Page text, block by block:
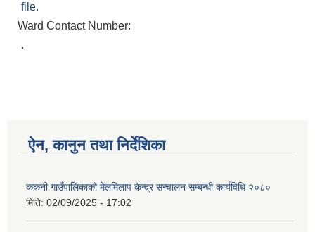
file.
Ward Contact Number:
.
ऐन, कानुन तथा निर्देशिका
ककनी गाउँपालिकाको मेलमिलाप केन्द्र सन्चालन सम्बन्धी कार्यविधि २०८०
मिति: 02/09/2025 - 17:02